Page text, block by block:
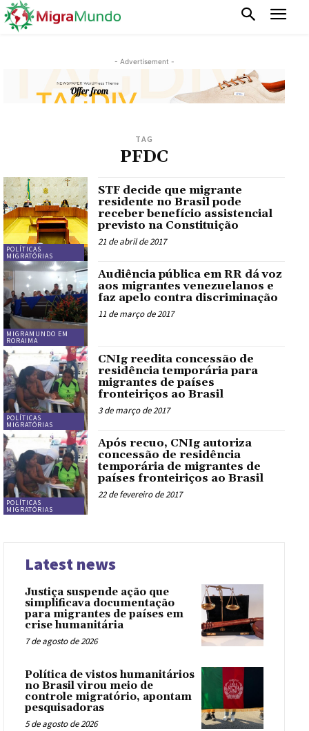
- Advertisement -
TAG
PFDC
POLÍTICAS
MIGRATÓRIAS
STF decide que migrante
residente no Brasil pode
receber benefício assistencial
previsto na Constituição
21 de abril de 2017
MIGRAMUNDO EM
RORAIMA
Audiência pública em RR dá voz
aos migrantes venezuelanos e
faz apelo contra discriminação
11 de março de 2017
POLÍTICAS
MIGRATÓRIAS
CNIg reedita concessão de
residência temporária para
migrantes de países
fronteiriços ao Brasil
3 de março de 2017
POLÍTICAS
MIGRATÓRIAS
Após recuo, CNIg autoriza
concessão de residência
temporária de migrantes de
países fronteiriços ao Brasil
22 de fevereiro de 2017
Latest news
Justiça suspende ação que
simplificava documentação
para migrantes de países em
crise humanitária
7 de agosto de 2026
Política de vistos humanitários
no Brasil virou meio de
controle migratório, apontam
pesquisadoras
5 de agosto de 2026